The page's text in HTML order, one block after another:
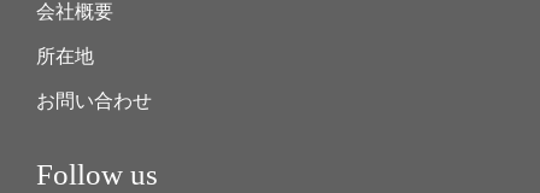
会社概要
所在地
お問い合わせ
Follow us